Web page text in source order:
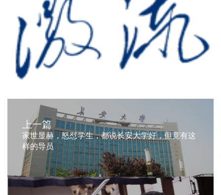
上一篇
家世显赫，怒怼学生，都说长安大学好，但竟有这
样的导员